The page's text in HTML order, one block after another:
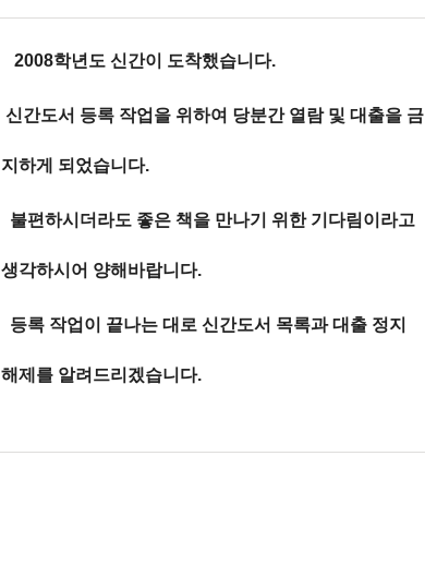
2008학년도 신간이 도착했습니다.
신간도서 등록 작업을 위하여 당분간 열람 및 대출을 금
지하게 되었습니다.
불편하시더라도 좋은 책을 만나기 위한 기다림이라고
생각하시어 양해바랍니다.
등록 작업이 끝나는 대로 신간도서 목록과 대출 정지
해제를 알려드리겠습니다.